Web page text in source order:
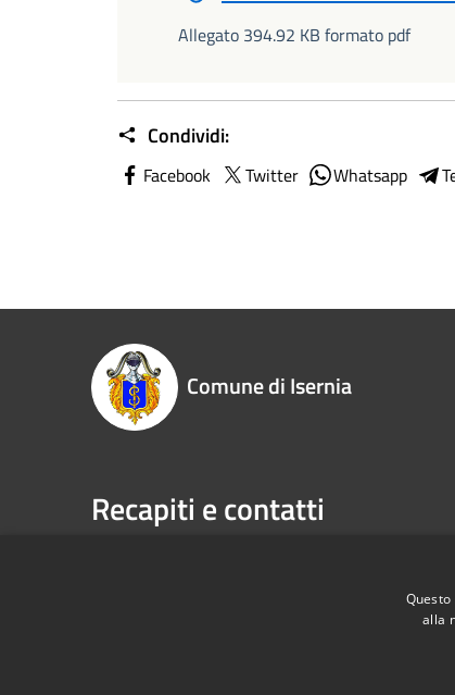
Allegato 394.92 KB formato pdf
Condividi:
Facebook Twitter Whatsapp
Comune di Isernia
Recapiti e contatti
Pec:
alla